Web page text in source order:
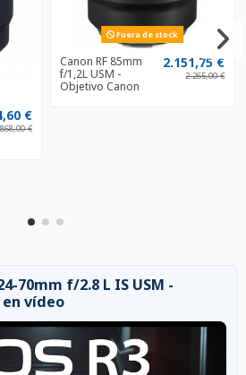
€
€
Fuera de stock
Canon RF 85mm
f/1,2L USM -
Objetivo Canon
2.151,75 €
2.265,00 €
70mm f/2.8 L IS USM -
vídeo